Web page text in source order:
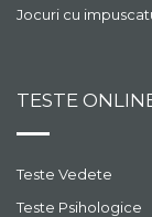
Jocuri cu
TESTE
Teste Vedete
Teste Psihologice